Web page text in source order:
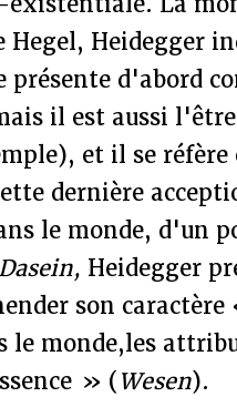
Heidegger
d'abord
il est aussi
et il se réfère
dernière
le monde, d'un
Dasein, Heidegger
son
le monde,les
» (Wesen).